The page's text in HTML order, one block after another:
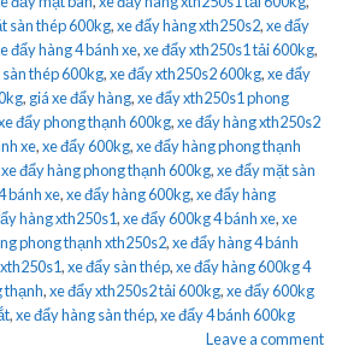
sàn thép 600kg,xe đẩy hàng xth250s2,xe đẩy
đẩy hàng 4 bánh xe,xe đẩy xth250s1 tải 600kg,
thép 600kg,xe đẩy xth250s2 600kg,xe đẩy
, giá xe đẩy hàng,xe đẩy xth250s1 phong
đẩy phong thạnh 600kg,xe đẩy hàng xth250s2
xe,xe đẩy 600kg,xe đẩy hàng phong thạnh
xe đẩy hàng phong thạnh 600kg,xe đẩy mặt sàn
bánh xe,xe đẩy hàng 600kg,xe đẩy hàng
hàng xth250s1,xe đẩy 600kg 4 bánh xe,xe
phong thạnh xth250s2,xe đẩy hàng 4 bánh
,xe đẩy sàn thép,xe đẩy hàng 600kg 4
thạnh,xe đẩy xth250s2 tải 600kg,xe đẩy 600kg
,xe đẩy hàng sàn thép,xe đẩy 4 bánh 600kg
Leave a comment